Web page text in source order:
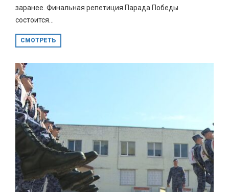
заранее. Финальная репетиция Парада Победы
состоится...
СМОТРЕТЬ